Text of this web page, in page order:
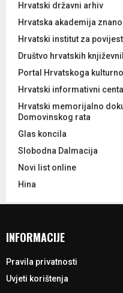
Hrvatski državni arhiv
Hrvatska akademija
Hrvatski institut za povijest
Društvo hrvatskih
Portal Hrvatskoga
Hrvatski informativni
Hrvatski memorijalno
Domovinskog rata
Glas koncila
Slobodna Dalmacija
Novi list online
Hina
INFORMACIJE
Pravila privatnosti
Uvjeti korištenja